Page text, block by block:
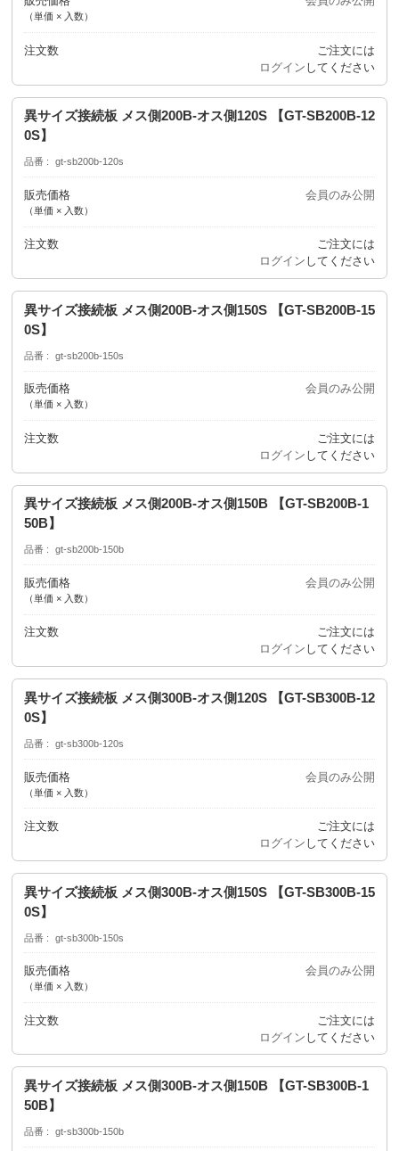
（単価 × 入数）
注文数
ご注文には
ログイン してください
異サイズ接続板 メス側200B-オス側120S 【GT-SB200B-12
0S】
品番 gt-sb200b-120s
販売価格
（単価 × 入数）
会員のみ公開
注文数
ご注文には
ログイン してください
異サイズ接続板 メス側200B-オス側150S 【GT-SB200B-15
0S】
品番 gt-sb200b-150s
販売価格
（単価 × 入数）
会員のみ公開
注文数
ご注文には
ログイン してください
異サイズ接続板 メス側200B-オス側150B 【GT-SB200B-1
50B】
品番 gt-sb200b-150b
販売価格
（単価 × 入数）
会員のみ公開
注文数
ご注文には
ログイン してください
異サイズ接続板 メス側300B-オス側120S 【GT-SB300B-12
0S】
品番 gt-sb300b-120s
販売価格
（単価 × 入数）
会員のみ公開
注文数
ご注文には
ログイン してください
異サイズ接続板 メス側300B-オス側150S 【GT-SB300B-15
0S】
品番 gt-sb300b-150s
販売価格
（単価 × 入数）
会員のみ公開
注文数
ご注文には
ログイン してください
異サイズ接続板 メス側300B-オス側150B 【GT-SB300B-1
50B】
品番 gt-sb300b-150b